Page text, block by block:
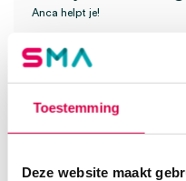
Toestemming
Deze website maakt
Anca helpt je!
Vind je antwoord snel en
08:30 tot 17:00